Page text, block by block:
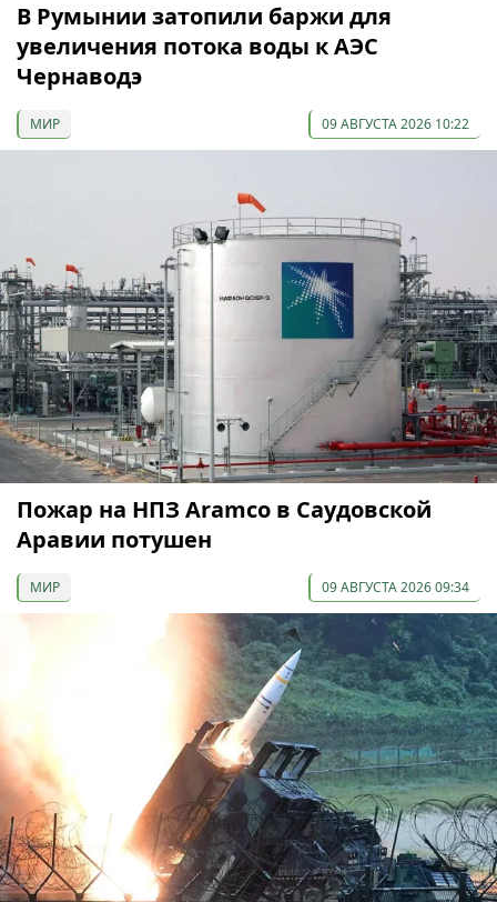
В Румынии затопили баржи для
увеличения потока воды к АЭС
Чернаводэ
МИР 09 АВГУСТА 2026 10:22
Пожар на НПЗ Aramco в Саудовской
Аравии потушен
МИР 09 АВГУСТА 2026 09:34